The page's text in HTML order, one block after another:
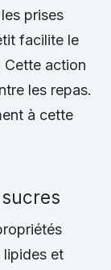
prises
facilite le
Cette action
les repas.
à cette
lipides et